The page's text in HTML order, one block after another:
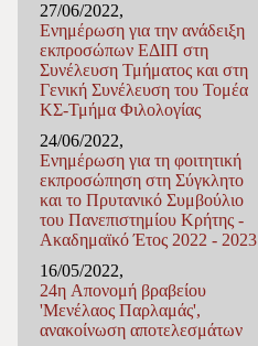
27/06/2022,
Ενημέρωση για την ανάδειξη
εκπροσώπων ΕΔΙΠ στη
Συνέλευση Τμήματος και στη
Γενική Συνέλευση του Τομέα
ΚΣ-Τμήμα Φιλολογίας
24/06/2022,
Ενημέρωση για τη φοιτητική
εκπροσώπηση στη Σύγκλητο
και το Πρυτανικό Συμβούλιο
του Πανεπιστημίου Κρήτης -
Ακαδημαϊκό Έτος 2022 - 2023
16/05/2022,
24η Απονομή βραβείου
'Μενέλαος Παρλαμάς',
ανακοίνωση αποτελεσμάτων